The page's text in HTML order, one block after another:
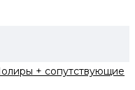
+ сопутствующие